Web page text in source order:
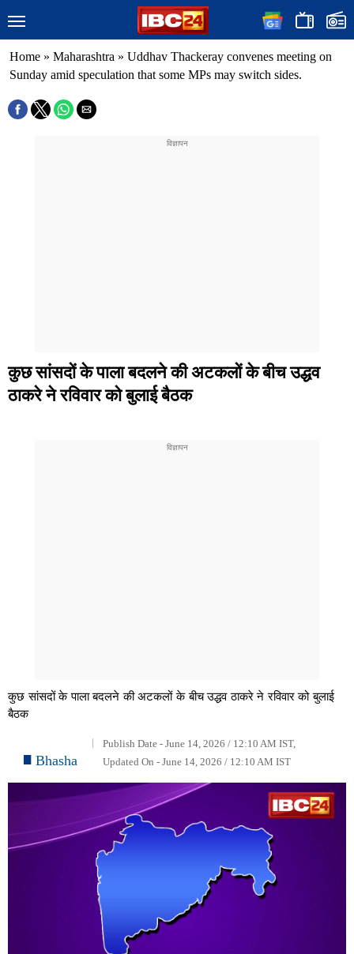
Home » Maharashtra » Uddhav Thackeray convenes meeting on
Sunday amid speculation that some MPs may switch sides.
कुछ सांसदों के पाला बदलने की अटकलों के बीच उद्धव
ठाकरे ने रविवार को बुलाई बैठक
कुछ सांसदों के पाला बदलने की अटकलों के बीच उद्धव ठाकरे ने रविवार को बुलाई
बैठक
Bhasha
Publish Date - June 14, 2026 / 12:10 AM IST,
Updated On - June 14, 2026 / 12:10 AM IST